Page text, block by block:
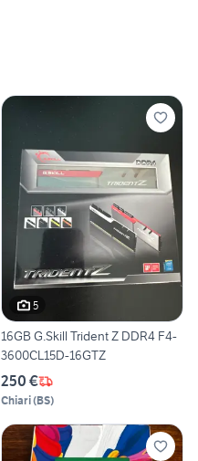
5
16GB G.Skill Trident Z DDR4 F4-
3600CL15D-16GTZ
250 €
Chiari(BS)